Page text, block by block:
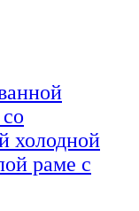
холодной
раме с